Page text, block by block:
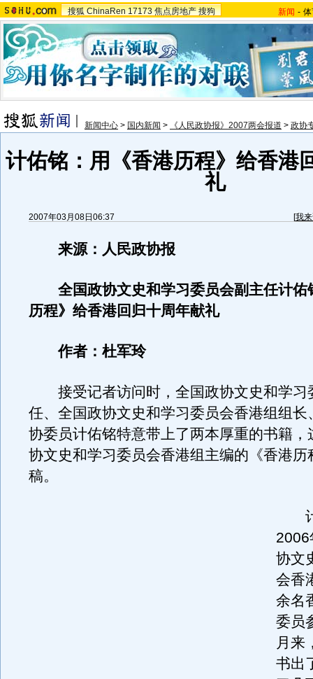
搜狐 ChinaRen 17173 焦点房地产 搜狗 新闻 -
新闻中心 > 国内新闻 > 《人民政协报》2007两会报道 > 政协
计佑铭：用《香港历程》给香港
礼
2007年03月08日06:37 [我
来源：人民政协报
全国政协文史和学习委员会副主任计
历程》给香港回归十周年献礼
作者：杜军玲
接受记者访问时，全国政协文史和学习
任、全国政协文史和学习委员会香港组组长
协委员计佑铭特意带上了两本厚重的书籍，
协文史和学习委员会香港组主编的《香港历
稿。
计
2006
协文
会香
余名
委员
月来
书出